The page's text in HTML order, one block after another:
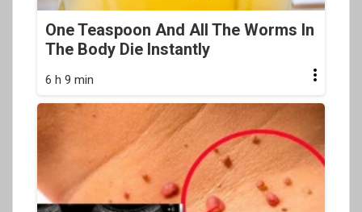
One Teaspoon And All The Worms In
The Body Die Instantly
6 h 9 min